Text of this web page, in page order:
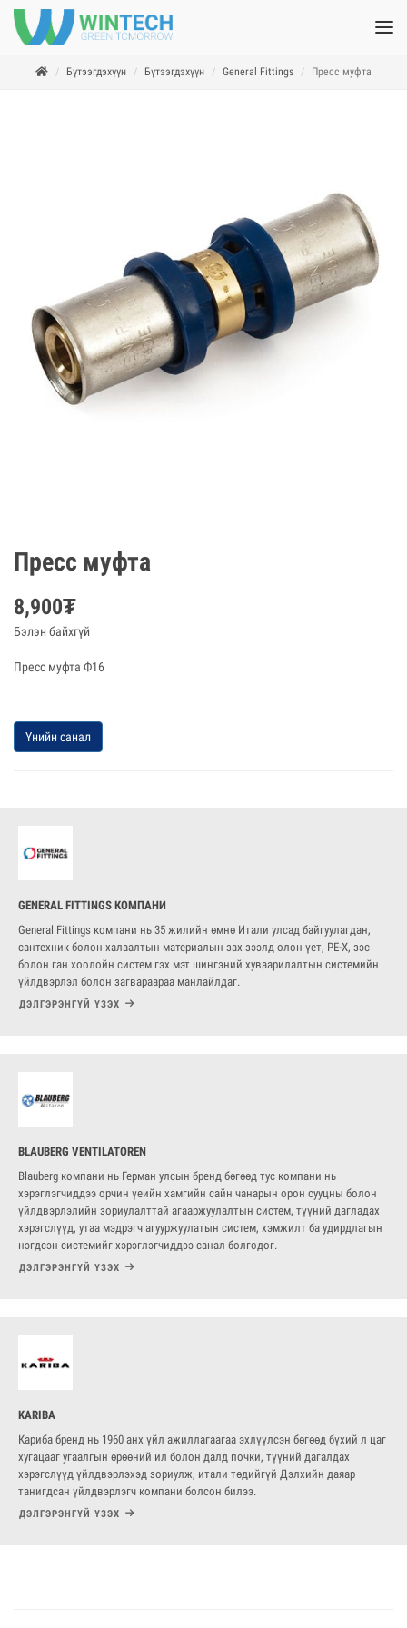
Бүтээгдэхүүн Бүтээгдэхүүн General Fittings Пресс муфта
Пресс муфта
8,900₮
Бэлэн байхгүй
Пресс муфта Ф16
Үнийн санал
GENERAL FITTINGS КОМПАНИ
General Fittings компани нь 35 жилийн өмнө Итали улсад байгуулагдан,
сантехник болон халаалтын материалын зах зээлд олон үет, PE-X, зэс
болон ган хоолойн систем гэх мэт шингэний хуваарилалтын системийн
үйлдвэрлэл болон загвараараа манлайлдаг.
ДЭЛГЭРЭНГҮЙ ҮЗЭХ
BLAUBERG VENTILATOREN
Blauberg компани нь Герман улсын бренд бөгөөд тус компани нь
хэрэглэгчиддээ орчин үеийн хамгийн сайн чанарын орон сууцны болон
үйлдвэрлэлийн зориулалттай агааржуулалтын систем, түүний дагладах
хэрэгслүүд, утаа мэдрэгч агууржуулатын систем, хэмжилт ба удирдлагын
нэгдсэн системийг хэрэглэгчиддээ санал болгодог.
ДЭЛГЭРЭНГҮЙ ҮЗЭХ
KARIBA
Кариба бренд нь 1960 анх үйл ажиллагаагаа эхлүүлсэн бөгөөд бүхий л цаг
хугацааг угаалгын өрөөний ил болон далд почки, түүний дагалдах
хэрэгслүүд үйлдвэрлэхэд зориулж, итали төдийгүй Дэлхийн даяар
танигдсан үйлдвэрлэгч компани болсон билээ.
ДЭЛГЭРЭНГҮЙ ҮЗЭХ